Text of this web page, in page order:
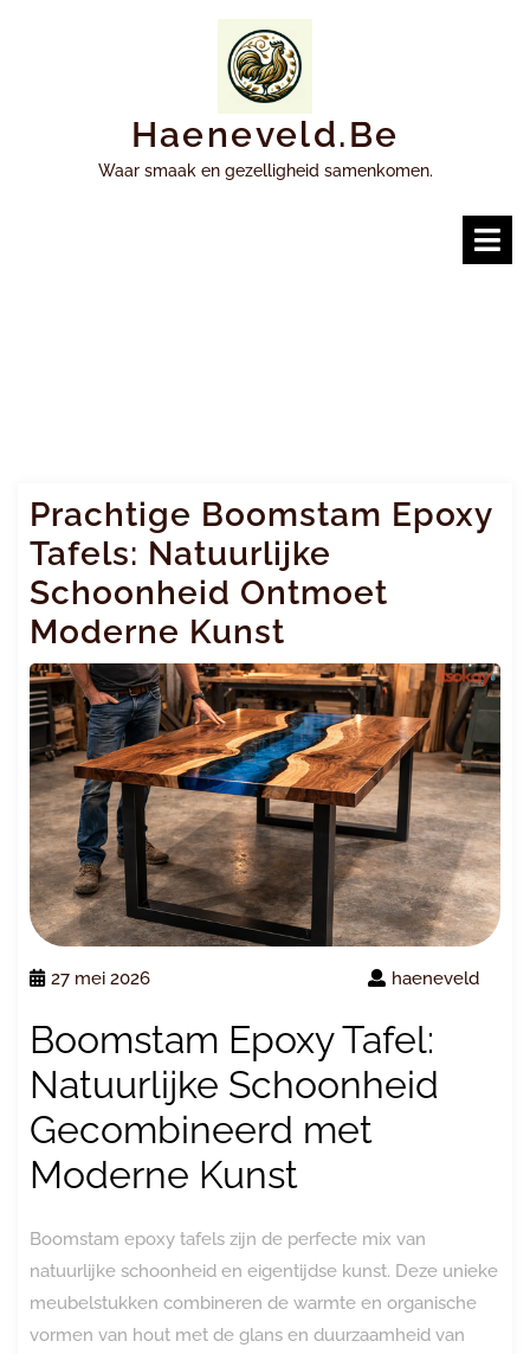
Haeneveld.be
Waar smaak en gezelligheid samenkomen.
Prachtige Boomstam Epoxy
Tafels: Natuurlijke
Schoonheid Ontmoet
Moderne Kunst
27 mei 2026 haeneveld
Boomstam Epoxy Tafel:
Natuurlijke Schoonheid
Gecombineerd met
Moderne Kunst
Boomstam epoxy tafels zijn de perfecte mix van
natuurlijke schoonheid en eigentijdse kunst. Deze unieke
meubelstukken combineren de warmte en organische
vormen van hout met de glans en duurzaamheid van